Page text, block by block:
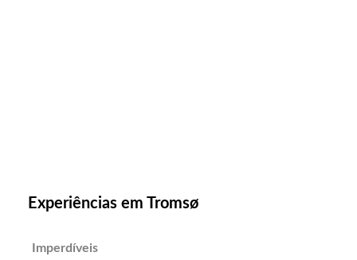
Experiências em Tromsø
Imperdíveis